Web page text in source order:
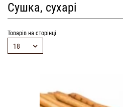
Сушка, сухарі
Товарів на сторінці
18